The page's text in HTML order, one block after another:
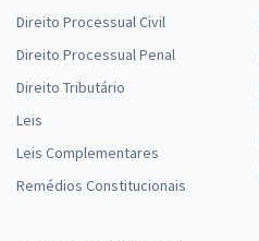
Direito Processual Civil
Direito Processual Penal
Direito Tributário
Leis
Leis Complementares
Remédios Constitucionais